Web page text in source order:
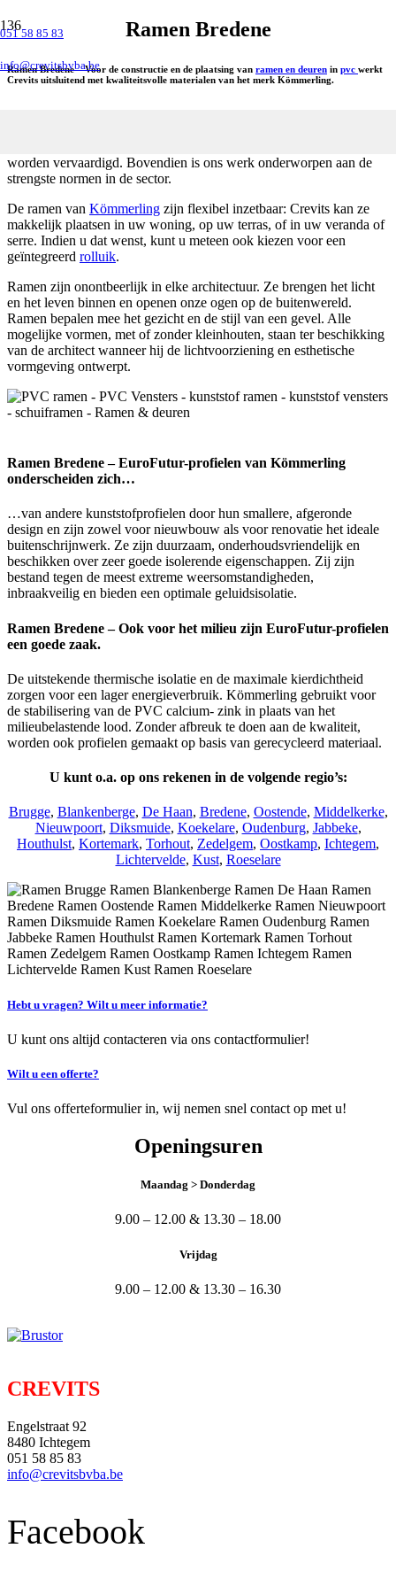
051 58 85 83
info@crevitsbvba.be
Ramen Bredene
Ramen Bredene – Voor de constructie en de plaatsing van ramen en deuren in pvc werkt
Crevits uitsluitend met kwaliteitsvolle materialen van het merk Kömmerling.
worden vervaardigd. Bovendien is ons werk onderworpen aan de
strengste normen in de sector.
De ramen van Kömmerling zijn flexibel inzetbaar: Crevits kan ze
makkelijk plaatsen in uw woning, op uw terras, of in uw veranda of
serre. Indien u dat wenst, kunt u meteen ook kiezen voor een
geïntegreerd rolluik.
Ramen zijn onontbeerlijk in elke architectuur. Ze brengen het licht
en het leven binnen en openen onze ogen op de buitenwereld.
Ramen bepalen mee het gezicht en de stijl van een gevel. Alle
mogelijke vormen, met of zonder kleinhouten, staan ter beschikking
van de architect wanneer hij de lichtvoorziening en esthetische
vormgeving ontwerpt.
Ramen Bredene – EuroFutur-profielen van Kömmerling
onderscheiden zich…
…van andere kunststofprofielen door hun smallere, afgeronde
design en zijn zowel voor nieuwbouw als voor renovatie het ideale
buitenschrijnwerk. Ze zijn duurzaam, onderhoudsvriendelijk en
beschikken over zeer goede isolerende eigenschappen. Zij zijn
bestand tegen de meest extreme weersomstandigheden,
inbraakveilig en bieden een optimale geluidsisolatie.
Ramen Bredene – Ook voor het milieu zijn EuroFutur-profielen
een goede zaak.
De uitstekende thermische isolatie en de maximale kierdichtheid
zorgen voor een lager energieverbruik. Kömmerling gebruikt voor
de stabilisering van de PVC calcium- zink in plaats van het
milieubelastende lood. Zonder afbreuk te doen aan de kwaliteit,
worden ook profielen gemaakt op basis van gerecycleerd materiaal.
U kunt o.a. op ons rekenen in de volgende regio’s:
Brugge, Blankenberge, De Haan, Bredene, Oostende, Middelkerke,
Nieuwpoort, Diksmuide, Koekelare, Oudenburg, Jabbeke,
Houthulst, Kortemark, Torhout, Zedelgem, Oostkamp, Ichtegem,
Lichtervelde, Kust, Roeselare
Hebt u vragen? Wilt u meer informatie?
U kunt ons altijd contacteren via ons contactformulier!
Wilt u een offerte?
Vul ons offerteformulier in, wij nemen snel contact op met u!
Openingsuren
Maandag > Donderdag
9.00 – 12.00 & 13.30 – 18.00
Vrijdag
9.00 – 12.00 & 13.30 – 16.30
CREVITS
Engelstraat 92
8480 Ichtegem
051 58 85 83
info@crevitsbvba.be
Facebook